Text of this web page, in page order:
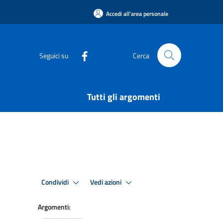
Accedi all'area personale
Seguici su Cerca
Tutti gli argomenti
Condividi Vedi azioni
Argomenti: